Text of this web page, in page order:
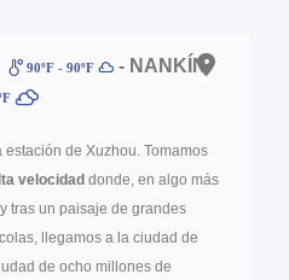
90ºF - 90ºF - NANKÍN
estación de Xuzhou. Tomamos
velocidad donde, en algo más
tras un paisaje de grandes
llegamos a la ciudad de
de ocho millones de